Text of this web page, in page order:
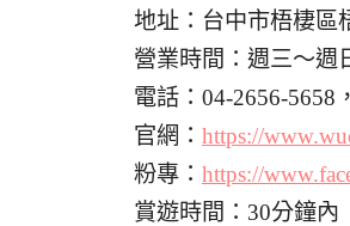
地址：台中市梧棲區
營業時間：週三～週
電話：04-2656-5658
官網： https://
粉專： https://
賞遊時間：30分鐘內